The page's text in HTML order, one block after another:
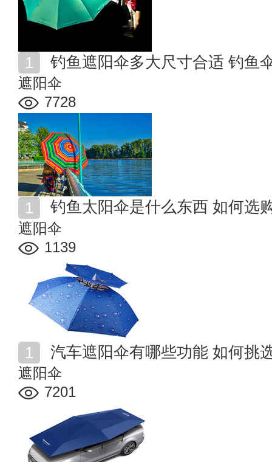
钓鱼遮阳伞多大尺寸合适 钓鱼
遮阳伞
7728
钓鱼太阳伞是什么东西 如何选
遮阳伞
1139
汽车遮阳伞有哪些功能 如何挑
遮阳伞
7201